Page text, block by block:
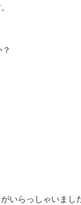
いらっしゃいまし